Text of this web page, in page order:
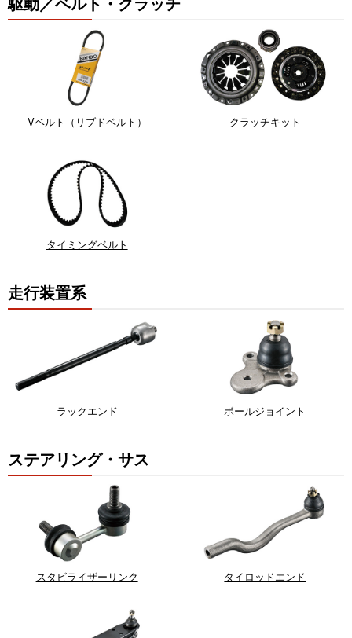
Vベルト（リブドベルト） クラッチキット
タイミングベルト
走行装置系
ラックエンド ボールジョイント
ステアリング・サス
スタビライザーリンク タイロッドエンド